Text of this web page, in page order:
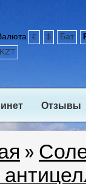
€ $ Бат
KZT
Отзывы
»